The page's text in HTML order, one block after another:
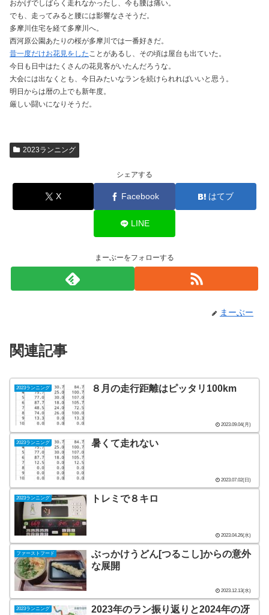
おかげでしばらく走れなかったし、今も腰は痛い。
でも、走ってみると腰には影響なさそうだ。
多摩川住宅を経て多摩川へ。
西河原公園あたりの桜が多摩川では一番好きだ。
昔一度だけお花見をしたことがあるし、その頃は屋台も出ていた。
今日も日中はたくさんの花見客がいたんだろうな。
大会には出なくとも、今日みたいなランを続けられればいいと思う。
明日からは暦の上でも新年度。
厳しい闘いになりそうだ。
2023ランニング
シェアする
X Facebook はてブ
LINE
まーぶーをフォローする
まーぶー
関連記事
2023ランニング ８月の走行距離はピッタリ100km
2023.09.04(月)
2023ランニング 暑くて走れない
2023.07.02(日)
2023ランニング トレミで８キロ
2023.04.26(水)
ファーストフード
ぶっかけうどん[つるこし]からの意外
な展開
2023.12.13(水)
2023ランニング
2023年のラン振り返りと2024年の冴